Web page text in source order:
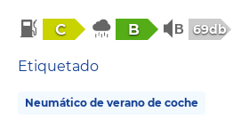
C B 69db
Etiquetado
Neumático de verano de coche